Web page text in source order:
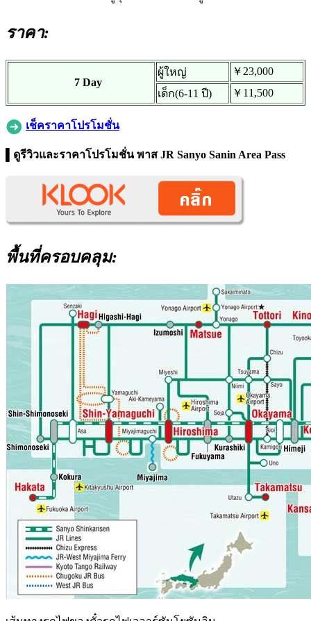
ราคา:
7 Day
ผู้ใหญ่
￥23,000
เด็ก(6-11 ปี)
￥11,500
เช็คราคาโปรโมชั่น
▌ดูรีวิวและราคาโปรโมชั่น พาส JR Sanyo Sanin Area Pass
พื้นที่ครอบคลุม: